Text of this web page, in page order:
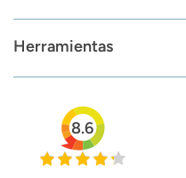
Herramientas
8.6